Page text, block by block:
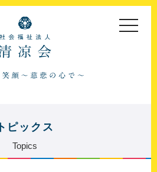
toggle
トピックス
Topics